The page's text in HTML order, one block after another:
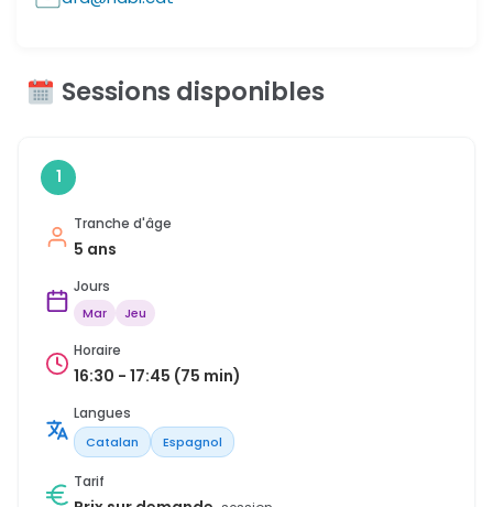
Sessions disponibles
1
Tranche d'âge
5 ans
Jours
Mar Jeu
Horaire
16:30 - 17:45 (75 min)
Langues
Catalan Espagnol
Tarif